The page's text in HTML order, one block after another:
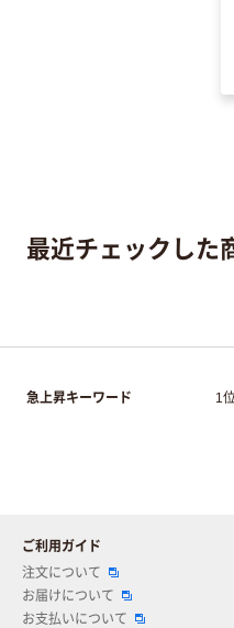
最近チェックした
急上昇キーワード 1
ご利用ガイド
注文について
お届けについて
お支払いについて